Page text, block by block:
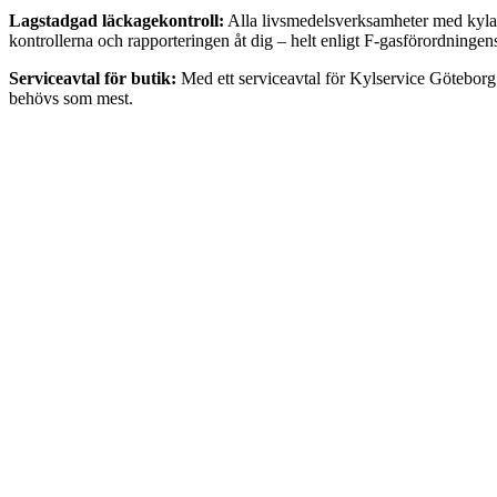
Lagstadgad läckagekontroll: Alla livsmedelsverksamheter med
kontrollerna och rapporteringen åt dig – helt enligt F-
Serviceavtal för butik: Med ett serviceavtal för Kylservice
behövs som mest.